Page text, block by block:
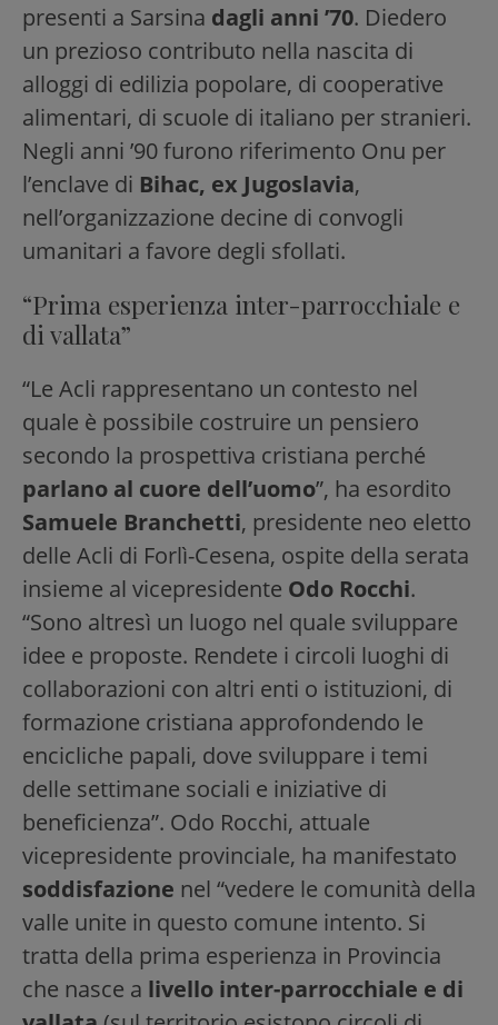
presenti a Sarsina dagli anni ’70. Diedero
un prezioso contributo nella nascita di
alloggi di edilizia popolare, di cooperative
alimentari, di scuole di italiano per stranieri.
Negli anni ’90 furono riferimento Onu per
l’enclave di Bihac, ex Jugoslavia,
nell’organizzazione decine di convogli
umanitari a favore degli sfollati.
“Prima esperienza inter-parrocchiale e
di vallata”
“Le Acli rappresentano un contesto nel
quale è possibile costruire un pensiero
secondo la prospettiva cristiana perché
parlano al cuore dell’uomo”, ha esordito
Samuele Branchetti, presidente neo eletto
delle Acli di Forlì-Cesena, ospite della serata
insieme al vicepresidente Odo Rocchi.
“Sono altresì un luogo nel quale sviluppare
idee e proposte. Rendete i circoli luoghi di
collaborazioni con altri enti o istituzioni, di
formazione cristiana approfondendo le
encicliche papali, dove sviluppare i temi
delle settimane sociali e iniziative di
beneficienza”. Odo Rocchi, attuale
vicepresidente provinciale, ha manifestato
soddisfazione nel “vedere le comunità della
valle unite in questo comune intento. Si
tratta della prima esperienza in Provincia
che nasce a livello inter-parrocchiale e di